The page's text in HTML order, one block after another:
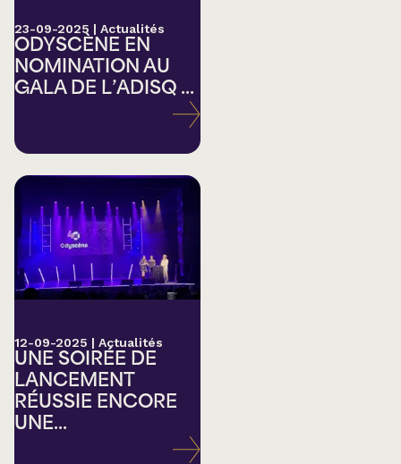
23-09-2025 | Actualités
ODYSCÈNE EN
NOMINATION AU
GALA DE L’ADISQ ...
12-09-2025 | Actualités
UNE SOIRÉE DE
LANCEMENT
RÉUSSIE ENCORE
UNE...